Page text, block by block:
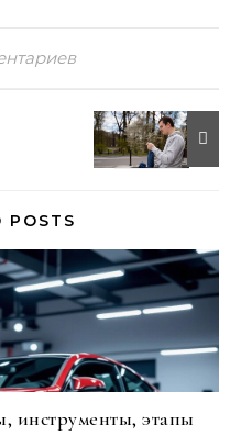
POSTS
инструменты, этапы